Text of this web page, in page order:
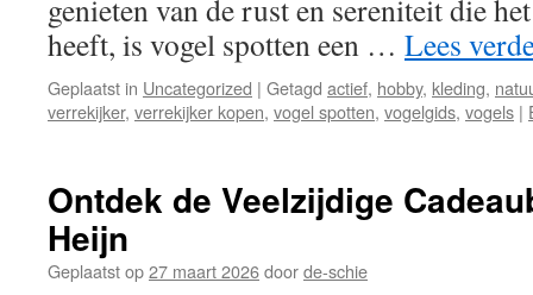
genieten van de rust en sereniteit die
heeft, is vogel spotten een … Lees
Geplaatst in Uncategorized | Getagd actief, hobby, kleding,
verrekijker, verrekijker kopen, vogel spotten, vogelgids, vogels |
Ontdek de Veelzijdige
Heijn
Geplaatst op27 maart 2026doorde-schie